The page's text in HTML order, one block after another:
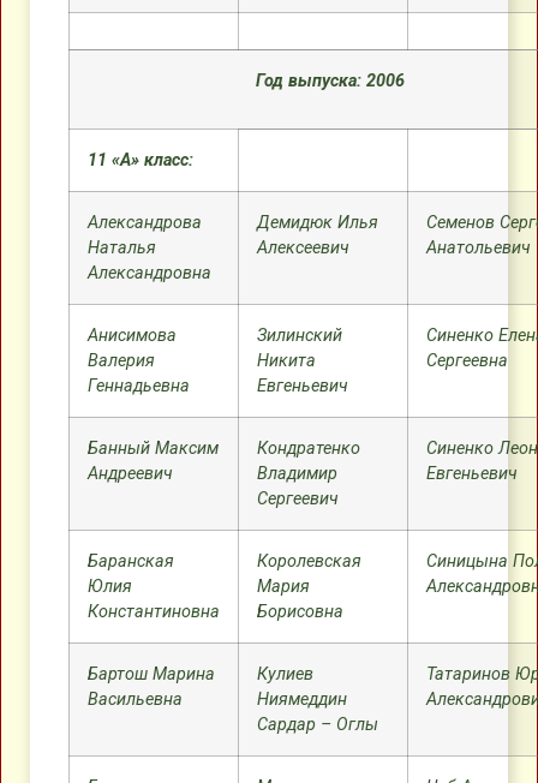
Год выпуска: 2006
11 «А» класс:
Александрова
Наталья
Александровна
Демидюк Илья
Алексеевич
Семенов
Анатольевич
Анисимова
Валерия
Геннадьевна
Зилинский
Никита
Евгеньевич
Синенко
Сергеевна
Банный Максим
Андреевич
Кондратенко
Владимир
Сергеевич
Синенко
Евгеньевич
Баранская
Юлия
Константиновна
Королевская
Мария
Борисовна
Синицына
Бартош Марина
Васильевна
Кулиев
Ниямеддин
Сардар – Оглы
Татаринов